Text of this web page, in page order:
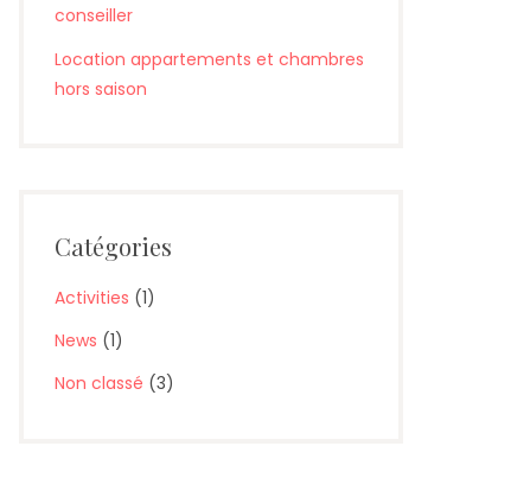
conseiller
Location appartements et chambres
hors saison
Catégories
Activities (1)
News (1)
Non classé (3)